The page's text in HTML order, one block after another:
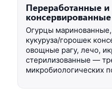
Переработанные и
консервированные
Огурцы
кукуруза/горошек
овощные рагу, лечо,
стерилизованные —
микробиологических